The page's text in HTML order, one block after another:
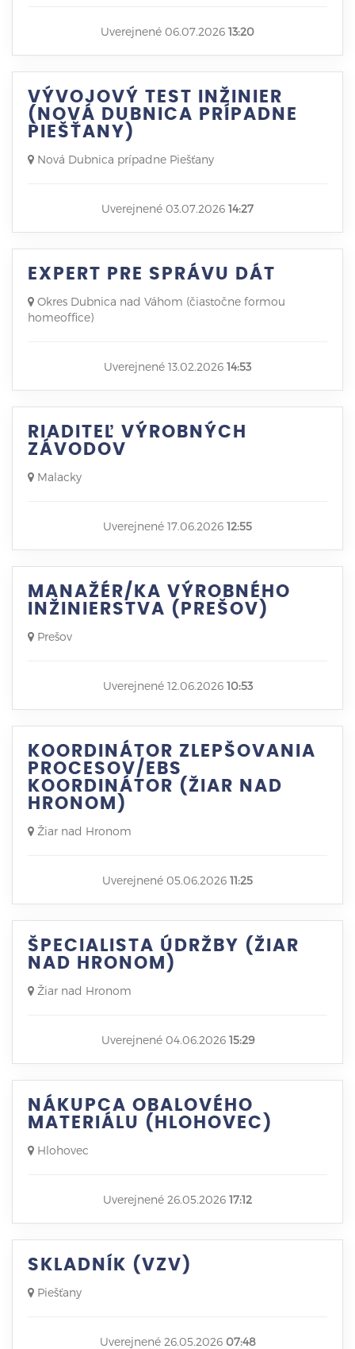
Uverejnené 06.07.2026 13:20
VÝVOJOVÝ TEST INŽINIER
(NOVÁ DUBNICA PRÍPADNE
PIEŠŤANY)
Nová Dubnica prípadne Piešťany
Uverejnené 03.07.2026 14:27
EXPERT PRE SPRÁVU DÁT
Okres Dubnica nad Váhom (čiastočne formou
homeoffice)
Uverejnené 13.02.2026 14:53
RIADITEĽ VÝROBNÝCH
ZÁVODOV
Malacky
Uverejnené 17.06.2026 12:55
MANAŽÉR/KA VÝROBNÉHO
INŽINIERSTVA (PREŠOV)
Prešov
Uverejnené 12.06.2026 10:53
KOORDINÁTOR ZLEPŠOVANIA
PROCESOV/EBS
KOORDINÁTOR (ŽIAR NAD
HRONOM)
Žiar nad Hronom
Uverejnené 05.06.2026 11:25
ŠPECIALISTA ÚDRŽBY (ŽIAR
NAD HRONOM)
Žiar nad Hronom
Uverejnené 04.06.2026 15:29
NÁKUPCA OBALOVÉHO
MATERIÁLU (HLOHOVEC)
Hlohovec
Uverejnené 26.05.2026 17:12
SKLADNÍK (VZV)
Piešťany
Uverejnené 26.05.2026 07:48